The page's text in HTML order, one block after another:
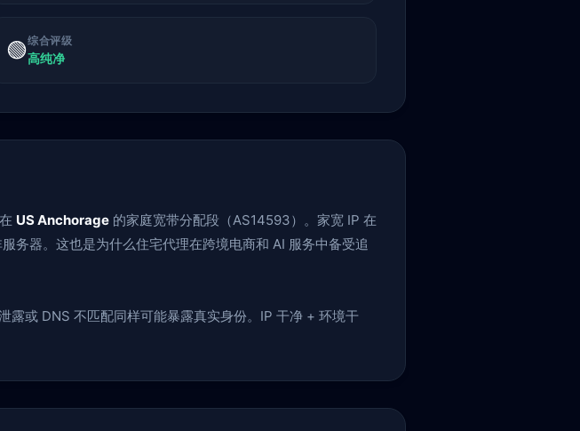
🟢综合评级
高纯净
在 US Anchorage 的家庭宽带分配段（AS14593）。家宽 IP 在
务器。这也是为什么住宅代理在跨境电商和 AI 服务中备受追
或 DNS 不匹配同样可能暴露真实身份。IP 干净 + 环境干